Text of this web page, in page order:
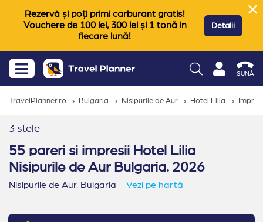
Rezervă și poți primi carburant gratis!
Vouchere de 100 lei, 300 lei și 1 tonă in
fiecare lună!
Detalii
SUNĂ
TravelPlanner.ro Bulgaria Nisipurile de Aur Hotel Lilia
3 stele
55 pareri si impresii Hotel Lilia
Nisipurile de Aur Bulgaria. 2026
Nisipurile de Aur, Bulgaria - Vezi pe hartă